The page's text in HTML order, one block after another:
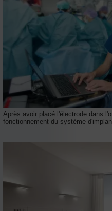
Après avoir placé l'électrode dans
fonctionnement du système